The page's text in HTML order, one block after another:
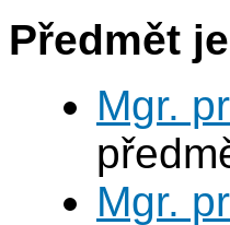
Předmět
Mgr.
Mgr.